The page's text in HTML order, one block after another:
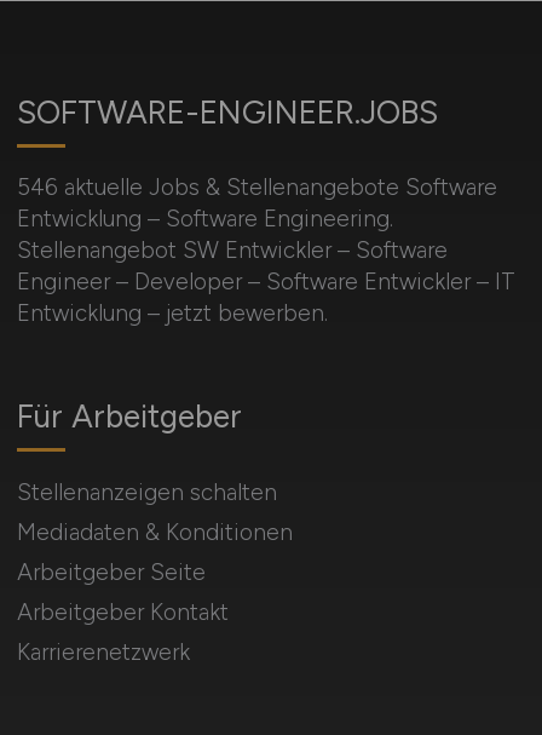
SOFTWARE-ENGINEER.JOBS
546 aktuelle Jobs & Stellenangebote Software
Entwicklung – Software Engineering.
Stellenangebot SW Entwickler – Software
Engineer – Developer – Software Entwickler – IT
Entwicklung – jetzt bewerben.
Für Arbeitgeber
Stellenanzeigen schalten
Mediadaten & Konditionen
Arbeitgeber Seite
Arbeitgeber Kontakt
Karrierenetzwerk